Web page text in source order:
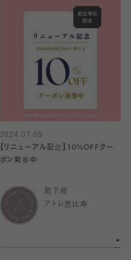
2024.07.09
【リニューアル記念】10%OFFクー
ポン発券中
靴下屋
アトレ恵比寿